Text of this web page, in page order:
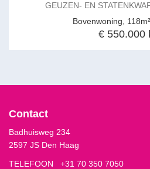
GEUZEN- EN
Bovenwoning,
€ 550.000
Contact
Badhuisweg 234
2597 JS Den Haag
TELEFOON +31 70 350 7050